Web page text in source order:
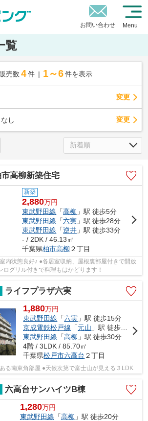
お問い合わせ Menu
覧
販売数 4 件 1～6 件を表示
変更
なし 変更
高柳新築住宅
新築
2,880万円
東武野田線 「高柳 」駅 徒歩5分
東武野田線 「六実 」駅 徒歩28分
東武野田線 「逆井 」駅 徒歩33分
- / 2DK / 46.13㎡
千葉県柏市高柳 ２丁目
内状態良好♪ ●各居室収納、屋根裏部屋付きで開放
グリル付きで料理もはかどります！
ライフプラザ六実
1,880万円
東武野田線 「六実 」駅 徒歩15分
京成電鉄松戸線 「元山 」駅 徒歩20分
東武野田線 「高柳 」駅 徒歩30分
4階 / 3LDK / 85.70㎡
千葉県松戸市六高台 ２丁目
る南東角部屋 ●天候次第で富士山が見える３LDK
六高台サンハイツB棟
1,280万円
東武野田線 「高柳 」駅 徒歩20分